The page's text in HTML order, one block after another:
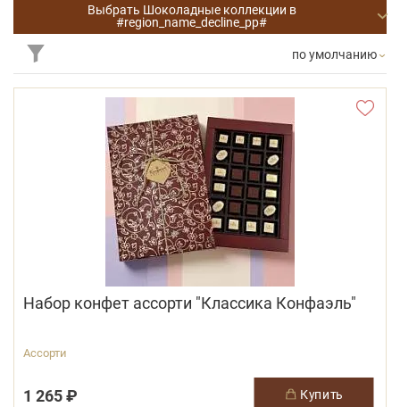
Выбрать Шоколадные коллекции в
#region_name_decline_pp#
по умолчанию
Набор конфет ассорти "Классика Конфаэль"
Ассорти
1 265 ₽ купить